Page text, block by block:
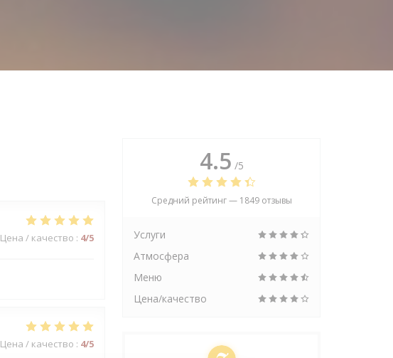
Цена / качество : 4/5
Цена / качество : 4/5
4.5 /5
Средний рейтинг — 1849 отзывы
Услуги
Атмосфера
Меню
Цена/качество